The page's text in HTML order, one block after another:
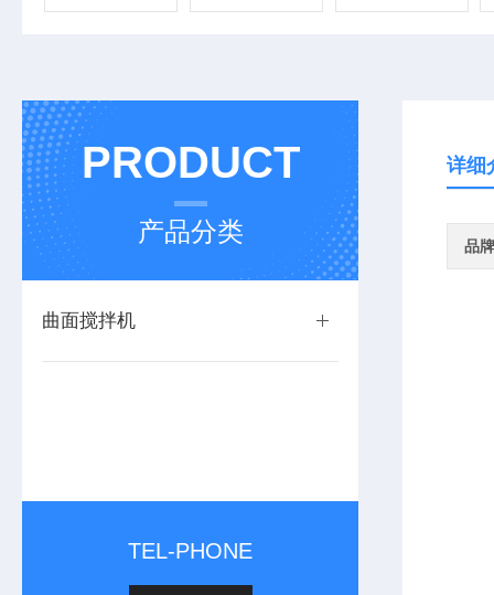
PRODUCT
产品分类
曲面搅拌机
TEL-PHONE
详细
品牌